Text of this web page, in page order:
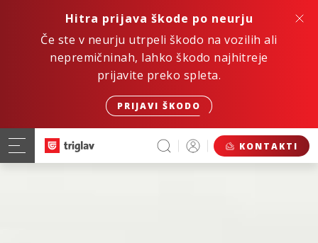
Hitra prijava škode po neurju
Če ste v neurju utrpeli škodo na vozilih ali
nepremičninah, lahko škodo najhitreje
prijavite preko spleta.
PRIJAVI ŠKODO
KONTAKTI